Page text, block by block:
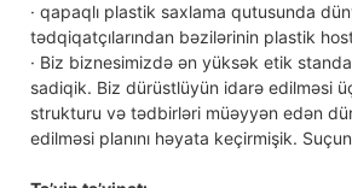
· qapaqlı plastik saxlama qutusunda
tədqiqatçılarından bəzilərinin plastik
· Biz biznesimizdə ən yüksək etik
sadiqik. Biz dürüstlüyün idarə edilməsi
strukturu və tədbirləri müəyyən edən
edilməsi planını həyata keçirmişik.